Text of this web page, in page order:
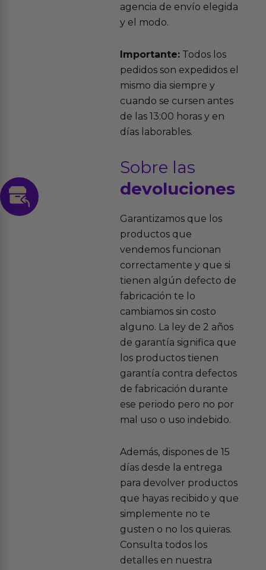
agencia de envío elegida
y el modo.
Importante:Todos los
pedidos son expedidos el
mismo dia siempre y
cuando se cursen antes
de las 13:00 horas y en
días laborables.
Sobre las
devoluciones
Garantizamos que los
productos que
vendemos funcionan
correctamente y que si
tienen algún defecto de
fabricación te lo
cambiamos sin costo
alguno. La ley de 2 años
de garantía significa que
los productos tienen
garantía contra defectos
de fabricación durante
ese periodo pero no por
mal uso o uso indebido.
Además, dispones de 15
días desde la entrega
para devolver productos
que hayas recibido y que
simplemente no te
gusten o no los quieras.
Consulta todos los
detalles en nuestra